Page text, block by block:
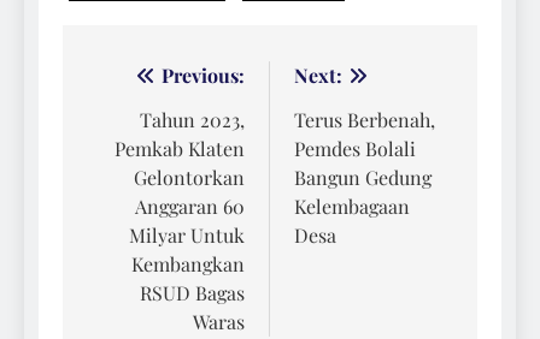
NavigasiPrevious:
Tahun 2023,
Pemkab Klaten
Gelontorkan
Anggaran 60
Milyar Untuk
Kembangkan
RSUD Bagas
Waras
Next:
Terus Berbenah,
Pemdes Bolali
Bangun Gedung
Kelembagaan
Desa